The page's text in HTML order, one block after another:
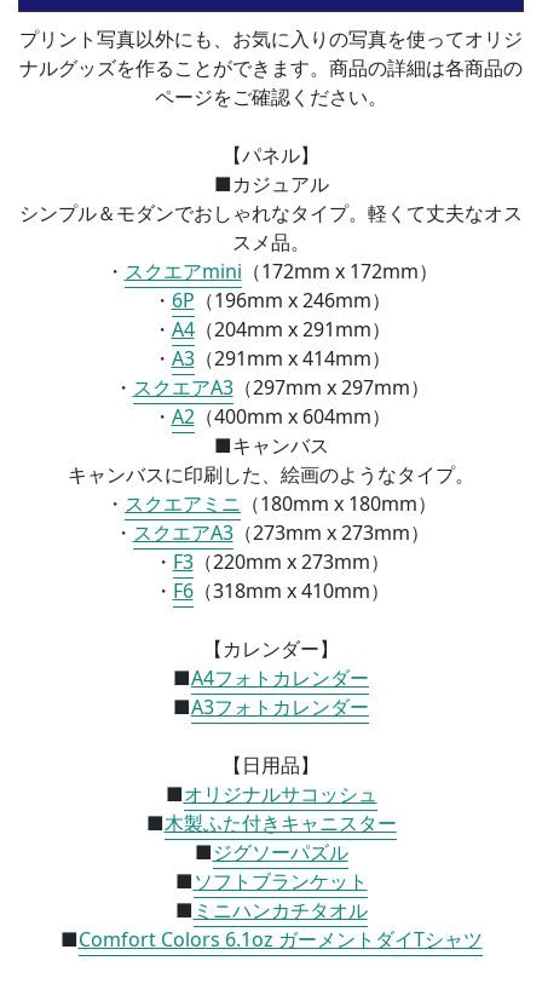
プリント写真以外にも、お気に入りの写真を使ってオリジ
ナルグッズを作ることができます。商品の詳細は各商品の
ページをご確認ください。
【パネル】
■カジュアル
シンプル＆モダンでおしゃれなタイプ。軽くて丈夫なオス
スメ品。
・ スクエアmini （172mm x 172mm）
・ 6P （196mm x 246mm）
・ A4（204mm x 291mm）
・ A3（291mm x 414mm）
・ スクエアA3（297mm x 297mm）
・ A2（400mm x 604mm）
■キャンバス
キャンバスに印刷した、絵画のようなタイプ。
・ スクエアミニ （180mm x 180mm）
・ スクエアA3（273mm x 273mm）
・ F3（220mm x 273mm）
・ F6（318mm x 410mm）
【カレンダー】
■A4フォトカレンダー
■A3フォトカレンダー
【日用品】
■オリジナルサコッシュ
■木製ふた付きキャニスター
■ジグソーパズル
■ソフトブランケット
■ ミニハンカチタオル
■Comfort Colors 6.1oz ガーメントダイTシャツ